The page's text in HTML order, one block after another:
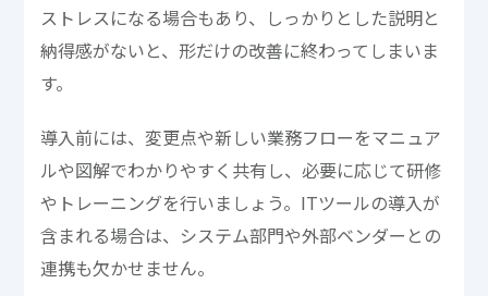
ストレスになる場合もあり、しっかりとした説明と
納得感がないと、形だけの改善に終わってしまいま
す。
導入前には、変更点や新しい業務フローをマニュア
ルや図解でわかりやすく共有し、必要に応じて研修
やトレーニングを行いましょう。ITツールの導入が
含まれる場合は、システム部門や外部ベンダーとの
連携も欠かせません。